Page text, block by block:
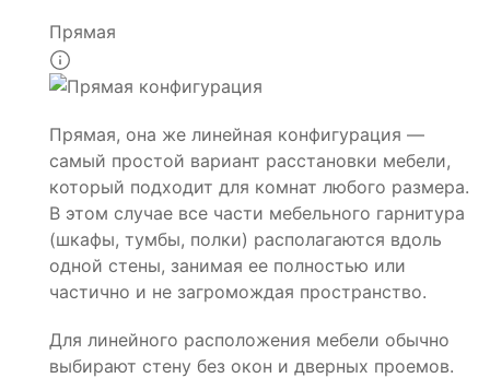
Прямая
Прямая, она же линейная конфигурация —
самый простой вариант расстановки мебели,
который подходит для комнат любого размера.
В этом случае все части мебельного гарнитура
(шкафы, тумбы, полки) располагаются вдоль
одной стены, занимая ее полностью или
частично и не загромождая пространство.
Для линейного расположения мебели обычно
выбирают стену без окон и дверных проемов.